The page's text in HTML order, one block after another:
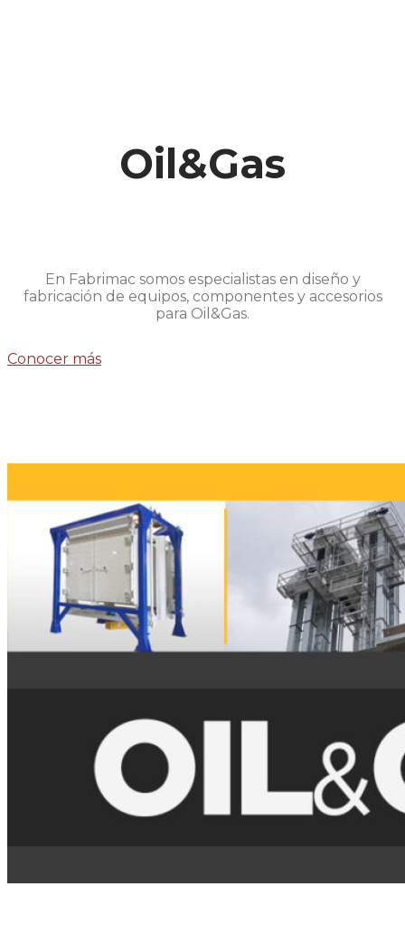
Oil&Gas
En Fabrimac somos especialistas en diseño y
fabricación de equipos, componentes y accesorios
para Oil&Gas.
Conocer más